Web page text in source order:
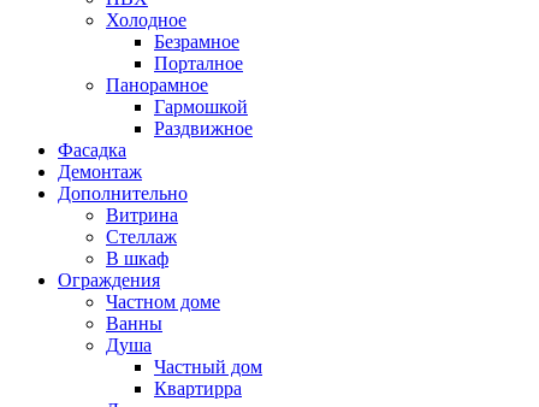
Холодное
Безрамное
Порталное
Панорамное
Гармошкой
Раздвижное
Фасадка
Демонтаж
Дополнительно
Витрина
Стеллаж
В шкаф
Ограждения
Частном доме
Ванны
Душа
Частный дом
Квартирра